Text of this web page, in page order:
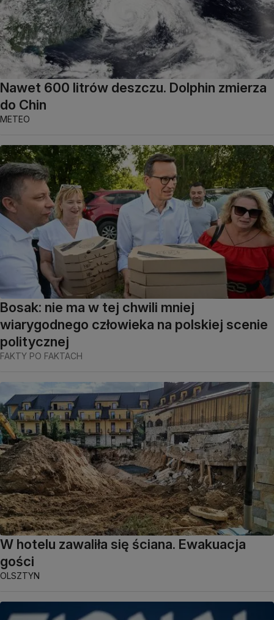
Nawet 600 litrów deszczu. Dolphin zmierza
do Chin
METEO
Bosak: nie ma w tej chwili mniej
wiarygodnego człowieka na polskiej scenie
politycznej
FAKTY PO FAKTACH
W hotelu zawaliła się ściana. Ewakuacja
gości
OLSZTYN